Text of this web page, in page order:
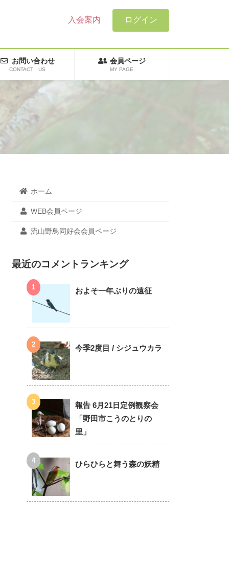
入会案内 ログイン
お問い合わせ
CONTACT US
会員ページ
MY PAGE
ホーム
WEB会員ページ
流山野鳥同好会会員ページ
最近のコメントランキング
およそ一年ぶりの遠征
今季2度目 / シジュウカラ
報告 6月21日定例観察会
「野田市こうのとりの
里」
ひらひらと舞う森の妖精